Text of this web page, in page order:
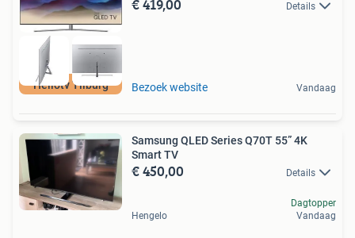
Hellotv Tilburg
Details
Bezoek website Vandaag
Samsung QLED Series Q70T 55” 4K
Smart TV
€ 450,00 Details
Hengelo
Dagtopper
Vandaag